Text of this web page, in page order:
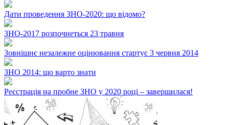
Дати проведення ЗНО-2020: що відомо?
ЗНО-2017 розпочнеться 23 травня
Зовнішнє незалежне оцінювання стартує 3 червня 2014
ЗНО 2014: що варто знати
Реєстрація на пробне ЗНО у 2020 році – завершилася!